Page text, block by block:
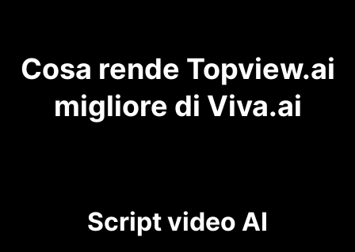
Cosa rende Topview.ai
migliore di Viva.ai
Script video AI